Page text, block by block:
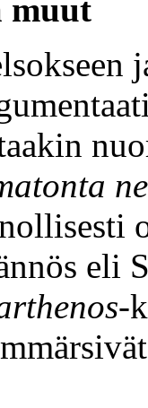
muut
eli
-